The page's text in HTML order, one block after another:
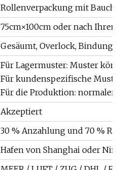
Rollenverpackung mit
75cm×100cm oder nach Ihren
Gesäumt, Overlock, Bindung
Für Lagermuster: Muster
Für kundenspezifische
Für die Produktion:
Akzeptiert
30 % Anzahlung und 70 %
Hafen von Shanghai oder